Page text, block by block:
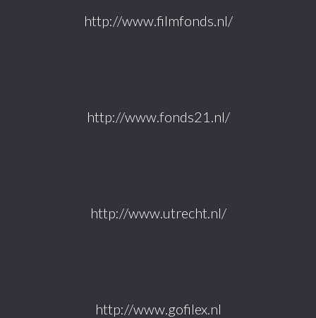
http://www.filmfonds.nl/
http://www.fonds21.nl/
http://www.utrecht.nl/
http://www.gofilex.nl